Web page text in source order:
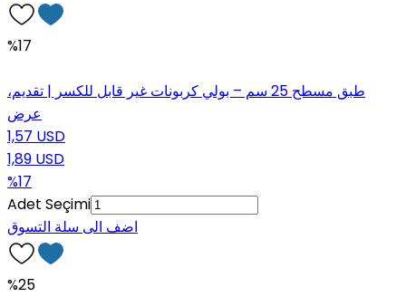
%17
طبق مسطح 25 سم – بولي كربونات غير قابل للكسر | تقديم،
عرض
1,57 USD
1,89 USD
%17
Adet Seçimi
اضف الى سلة التسوق
%25